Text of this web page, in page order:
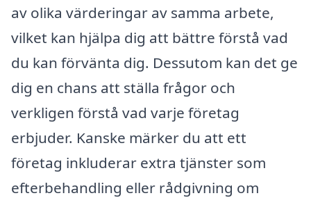
av olika värderingar av samma arbete,
vilket kan hjälpa dig att bättre förstå vad
du kan förvänta dig. Dessutom kan det ge
dig en chans att ställa frågor och
verkligen förstå vad varje företag
erbjuder. Kanske märker du att ett
företag inkluderar extra tjänster som
efterbehandling eller rådgivning om